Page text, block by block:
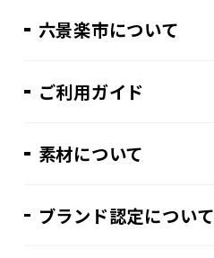
六景楽市について
ご利用ガイド
素材について
ブランド認定について